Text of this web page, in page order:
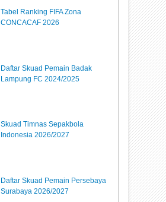
Tabel Ranking FIFA Zona
CONCACAF 2026
Daftar Skuad Pemain Badak
Lampung FC 2024/2025
Skuad Timnas Sepakbola
Indonesia 2026/2027
Daftar Skuad Pemain Persebaya
Surabaya 2026/2027